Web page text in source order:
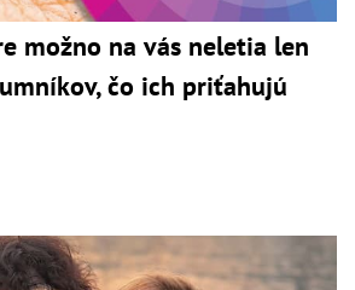
možno na vás neletia len
čo ich priťahujú